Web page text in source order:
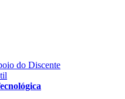
do Discente